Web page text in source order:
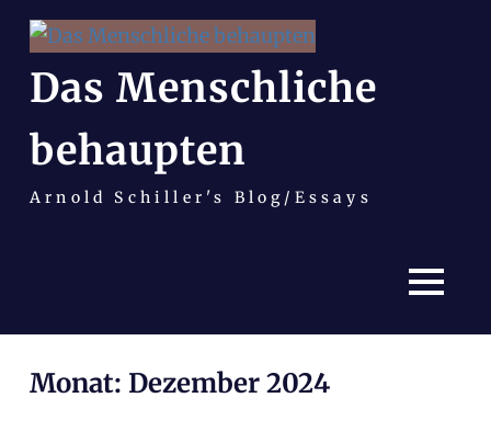
Inhalt
Das Menschliche
behaupten
Arnold Schiller's Blog/Essays
MENÜ
Monat: Dezember 2024